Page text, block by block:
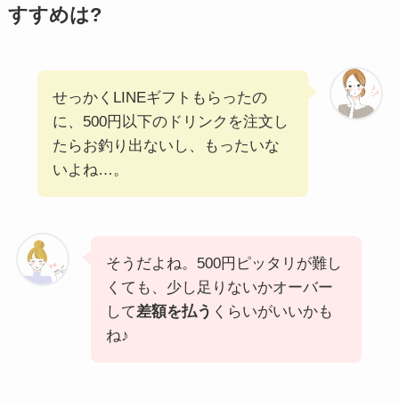
すすめは?
せっかくLINEギフトもらったの
に、500円以下のドリンクを注文し
たらお釣り出ないし、もったいな
いよね…。
そうだよね。500円ピッタリが難し
くても、少し足りないかオーバー
して差額を払う くらいがいいかも
ね♪